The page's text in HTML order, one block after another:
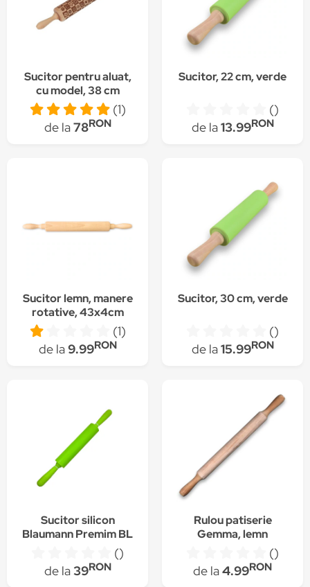
Sucitor pentru aluat,
cu model, 38 cm
(1)
de la78RON
Sucitor, 22 cm, verde
()
de la13.99RON
Sucitor lemn, manere
rotative, 43x4cm
(1)
de la9.99RON
Sucitor, 30 cm, verde
()
de la15.99RON
Sucitor silicon
Blaumann Premim BL
()
de la39RON
Rulou patiserie
Gemma, lemn
()
de la4.99RON